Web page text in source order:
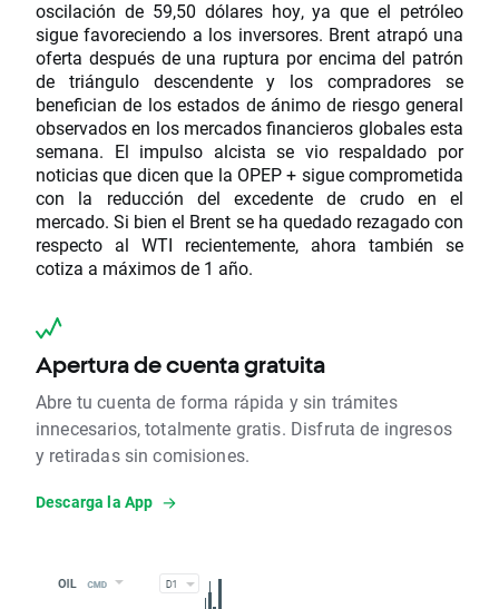
oscilación de 59,50 dólares hoy, ya que el petróleo
sigue favoreciendo a los inversores. Brent atrapó una
oferta después de una ruptura por encima del patrón
de triángulo descendente y los compradores se
benefician de los estados de ánimo de riesgo general
observados en los mercados financieros globales esta
semana. El impulso alcista se vio respaldado por
noticias que dicen que la OPEP + sigue comprometida
con la reducción del excedente de crudo en el
mercado. Si bien el Brent se ha quedado rezagado con
respecto al WTI recientemente, ahora también se
cotiza a máximos de 1 año.
Apertura de cuenta gratuita
Abre tu cuenta de forma rápida y sin trámites
innecesarios, totalmente gratis. Disfruta de ingresos
y retiradas sin comisiones.
Descarga la App